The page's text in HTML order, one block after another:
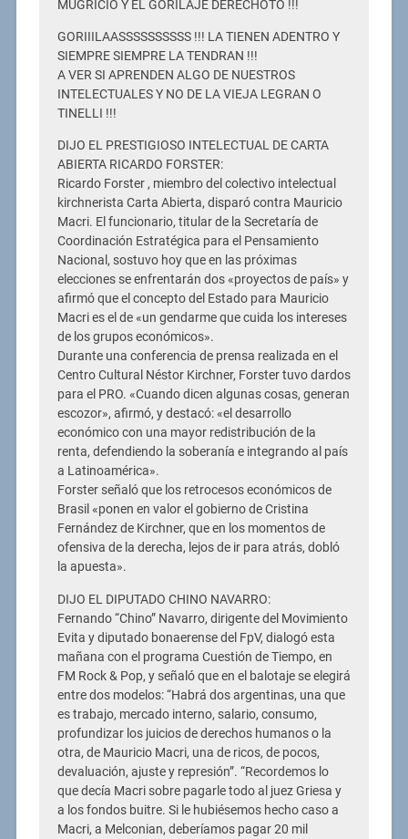
MUGRICIO Y EL GORILAJE DERECHOTO !!!
GORIIILAASSSSSSSSSS !!! LA TIENEN ADENTRO Y
SIEMPRE SIEMPRE LA TENDRAN !!!
A VER SI APRENDEN ALGO DE NUESTROS
INTELECTUALES Y NO DE LA VIEJA LEGRAN O
TINELLI !!!
DIJO EL PRESTIGIOSO INTELECTUAL DE CARTA
ABIERTA RICARDO FORSTER:
Ricardo Forster , miembro del colectivo intelectual
kirchnerista Carta Abierta, disparó contra Mauricio
Macri. El funcionario, titular de la Secretaría de
Coordinación Estratégica para el Pensamiento
Nacional, sostuvo hoy que en las próximas
elecciones se enfrentarán dos «proyectos de país» y
afirmó que el concepto del Estado para Mauricio
Macri es el de «un gendarme que cuida los intereses
de los grupos económicos».
Durante una conferencia de prensa realizada en el
Centro Cultural Néstor Kirchner, Forster tuvo dardos
para el PRO. «Cuando dicen algunas cosas, generan
escozor», afirmó, y destacó: «el desarrollo
económico con una mayor redistribución de la
renta, defendiendo la soberanía e integrando al país
a Latinoamérica».
Forster señaló que los retrocesos económicos de
Brasil «ponen en valor el gobierno de Cristina
Fernández de Kirchner, que en los momentos de
ofensiva de la derecha, lejos de ir para atrás, dobló
la apuesta».
DIJO EL DIPUTADO CHINO NAVARRO:
Fernando “Chino” Navarro, dirigente del Movimiento
Evita y diputado bonaerense del FpV, dialogó esta
mañana con el programa Cuestión de Tiempo, en
FM Rock & Pop, y señaló que en el balotaje se elegirá
entre dos modelos: “Habrá dos argentinas, una que
es trabajo, mercado interno, salario, consumo,
profundizar los juicios de derechos humanos o la
otra, de Mauricio Macri, una de ricos, de pocos,
devaluación, ajuste y represión”. “Recordemos lo
que decía Macri sobre pagarle todo al juez Griesa y
a los fondos buitre. Si le hubiésemos hecho caso a
Macri, a Melconian, deberíamos pagar 20 mil